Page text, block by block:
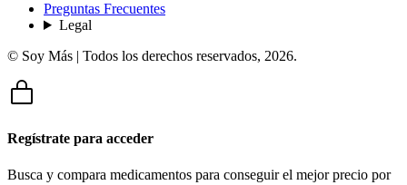
Preguntas Frecuentes
Legal
© Soy Más | Todos los derechos reservados, 2026.
Regístrate para acceder
Busca y compara medicamentos para conseguir el mejor precio por